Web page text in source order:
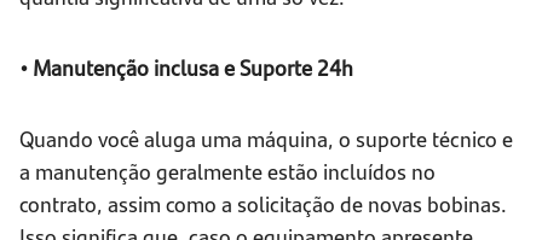
• Manutenção inclusa e Suporte 24h
Quando você aluga uma máquina, o suporte técnico e
a manutenção geralmente estão incluídos no
contrato, assim como a solicitação de novas bobinas.